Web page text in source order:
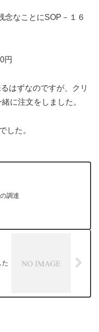
念なことにSOP－１６
円
はずなのですが、クリ
に注文をしました。
した。
調達
た